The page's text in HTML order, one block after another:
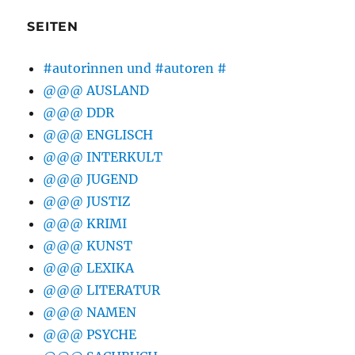
SEITEN
#autorinnen und #autoren #
@@@ AUSLAND
@@@ DDR
@@@ ENGLISCH
@@@ INTERKULT
@@@ JUGEND
@@@ JUSTIZ
@@@ KRIMI
@@@ KUNST
@@@ LEXIKA
@@@ LITERATUR
@@@ NAMEN
@@@ PSYCHE